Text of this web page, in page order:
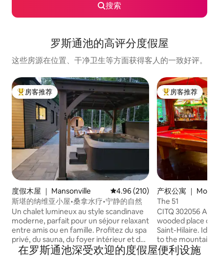
搜索
罗斯通池的高评分度假屋
这些房源在位置、干净卫生等方面获得客人的一致好评。
热门「房客推荐」
房客推荐
度假木屋 ｜ Mansonville 平均评分 4.96 分（满分 5 分），
4.96 (210)
斯堪的纳维亚小屋•桑拿水疗•宁静的自然
Un chalet lumineux au style scandinave
moderne, parfait pour un séjour relaxant
entre amis ou en famille. Profitez du spa
privé, du sauna, du foyer intérieur et de
la douche extérieure 4 saisons,
entourée par la forêt. À environ 20
热门「房客推荐」
房客推荐
产权公寓 ｜
ire
The 51
CITQ 302056 A very peaceful and
wooded place on
Saint-Hilaire.
to the mountain
your door. 45
Montreal and 2
在罗斯通池深受欢迎的度假屋便利设施